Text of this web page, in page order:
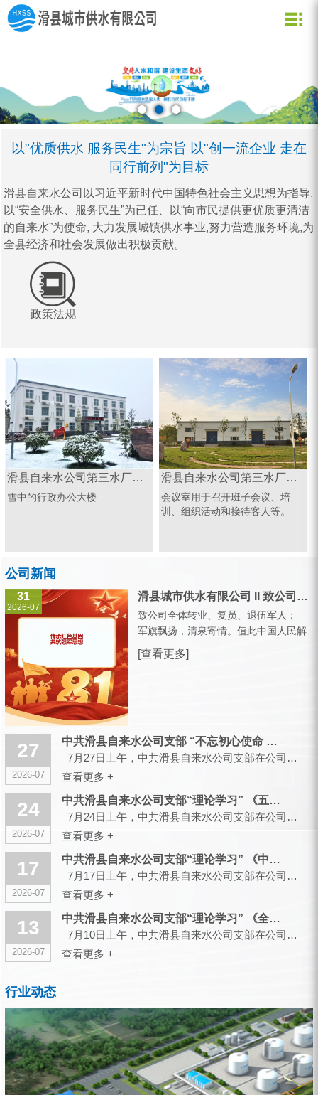
企业理念
创新理念
营业网点
水质信息
以"优质供水 服务民生"为宗旨 以"创一流企业 走在
同行前列"为目标
滑县自来水公司以习近平新时代中国特色社会主义思想为指导,
以“安全供水、服务民生”为已任、以“向市民提供更优质更清洁
的自来水”为使命, 大力发展城镇供水事业,努力营造服务环境,为
全县经济和社会发展做出积极贡献。
政策法规
滑县自来水公司第三水厂办公楼
雪中的行政办公大楼
滑县自来水公司第三水厂会议室
会议室用于召开班子会议、培
训、组织活动和接待客人等。
公司新闻
31
2026-07
滑县城市供水有限公司 II 致公司全体转业、复员、退伍军人的一封信
致公司全体转业、复员、退伍军人：
军旗飘扬，清泉寄情。值此中国人民解
放军建军99周年之际，滑县城市供水有
限公司，向全体曾身披戎装、现扎根水
[查看更多]
27
2026-07
中共滑县自来水公司支部 “不忘初心使命 传承红色基因”主题党...
7月27日上午，中共滑县自来水公司支部在公司大会议室召开会议，组织开展“不忘初心使命 传承红色...
查看更多 +
24
2026-07
中共滑县自来水公司支部“理论学习” 《五起政绩观偏差典型案件...
7月24日上午，中共滑县自来水公司支部在公司大会议室召开会议，组织开展“理论学习”...
查看更多 +
17
2026-07
中共滑县自来水公司支部“理论学习” 《中央党的建设工作领导小...
7月17日上午，中共滑县自来水公司支部在公司大会议室召开会议，组织开展“理论学习”...
查看更多 +
13
2026-07
中共滑县自来水公司支部“理论学习” 《全省树立和践行正确政绩...
7月10日上午，中共滑县自来水公司支部在公司大会议室召开会议，组织开展“理论学习”...
查看更多 +
行业动态